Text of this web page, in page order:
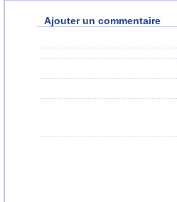
Ajouter un commentaire